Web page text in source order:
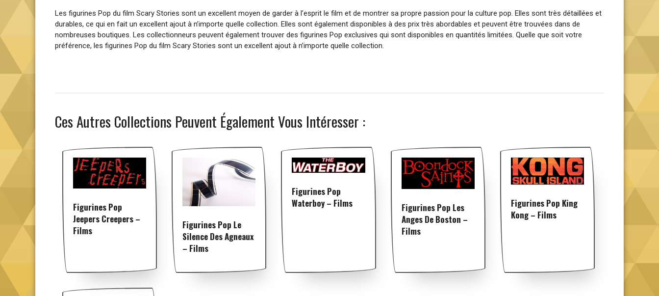
Les figurines Pop du film Scary Stories sont un excellent moyen de garder à l’esprit le film et de montrer sa propre passion pour la culture pop. Elles sont très détaillées et
durables, ce qui en fait un excellent ajout à n’importe quelle collection. Elles sont également disponibles à des prix très abordables et peuvent être trouvées dans de
nombreuses boutiques. Les collectionneurs peuvent également trouver des figurines Pop exclusives qui sont disponibles en quantités limitées. Quelle que soit votre
préférence, les figurines Pop du film Scary Stories sont un excellent ajout à n’importe quelle collection.
Ces Autres Collections Peuvent Également Vous Intéresser :
Figurines Pop
Jeepers Creepers –
Films
Figurines Pop Le
Silence Des Agneaux
– Films
Figurines Pop
Waterboy – Films
Figurines Pop Les
Anges De Boston –
Films
Figurines Pop King
Kong – Films